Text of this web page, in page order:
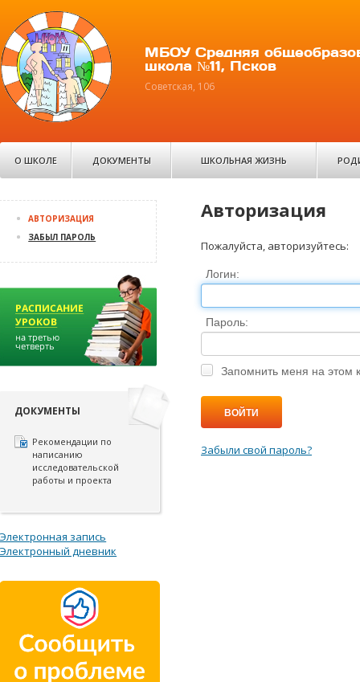
МБОУ Средняя
школа №11, Псков
Советская, 106
О ШКОЛЕ ДОКУМЕНТЫ ШКОЛЬНАЯ ЖИЗНЬ
Авторизация
Пожалуйста, авторизуйтесь:
Логин:
Пароль:
Запомнить меня на этом
ВОЙТИ
Забыли свой пароль?
АВТОРИЗАЦИЯ
ЗАБЫЛ ПАРОЛЬ
ДОКУМЕНТЫ
Рекомендации по
написанию
исследовательской
работы и проекта
Электронная запись
Электронный дневник